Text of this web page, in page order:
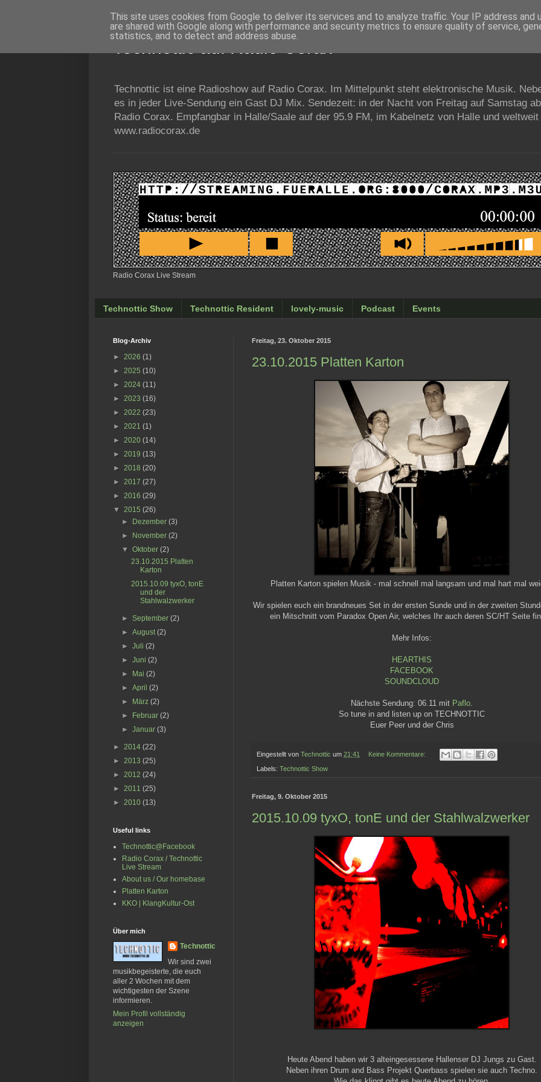
Technottic auf Radio Corax
Technottic ist eine Radioshow auf Radio Corax. Im Mittelpunkt steht elektronische Musik.
es in jeder Live-Sendung ein Gast DJ Mix. Sendezeit: in der Nacht von Freitag auf Samstag
Radio Corax. Empfangbar in Halle/Saale auf der 95.9 FM, im Kabelnetz von Halle und
www.radiocorax.de
Radio Corax Live Stream
Technottic Show Technottic Resident lovely-music Podcast Events
Freitag, 23. Oktober 2015
23.10.2015 Platten Karton
Platten Karton spielen Musik - mal schnell mal langsam und mal hart mal
Wir spielen euch ein brandneues Set in der ersten Sunde und in der zweiten
ein Mitschnitt vom Paradox Open Air, welches Ihr auch deren SC/HT Seite
Mehr Infos:
HEARTHIS
FACEBOOK
SOUNDCLOUD
Nächste Sendung: 06.11 mit Paflo
So tune in and listen up on TECHNOTTIC
Euer Peer und der Chris
Eingestellt von Technottic um 21:41 Keine Kommentare:
Labels: Technottic Show
Freitag, 9. Oktober 2015
2015.10.09 tyxO, tonE und der Stahlwalzwerker
Heute Abend haben wir 3 alteingesessene Hallenser DJ Jungs zu Gast.
Neben ihren Drum and Bass Projekt Querbass spielen sie auch Techno.
Blog-Archiv
► 2026 (1)
► 2025 (10)
► 2024 (11)
► 2023 (16)
► 2022 (23)
► 2021 (1)
► 2020 (14)
► 2019 (13)
► 2018 (20)
► 2017 (27)
► 2016 (29)
▼ 2015 (26)
►
Dezember(3)
►
November(2)
▼Oktober(2)
23.10.2015 Platten
Karton
2015.10.09 tyxO, tonE
und der
Stahlwalzwerker
►September(2)
►August(2)
►Juli(2)
►Juni(2)
►
Mai(2)
►April(2)
►
März(2)
►
Februar(2)
►Januar(3)
► 2014 (22)
► 2013 (25)
► 2012 (24)
► 2011 (25)
► 2010 (13)
Useful links
Technottic@Facebook
Radio Corax / Technottic
Live Stream
About us / Our homebase
Platten Karton
KKO | KlangKultur-Ost
Über mich
Technottic
Wir sind zwei
musikbegeisterte, die euch
aller 2 Wochen mit dem
wichtigesten der Szene
informieren.
Mein Profil vollständig
anzeigen
This site uses cookies from Google to deliver its services and to analyze traffic. Your IP address and
are shared with Google along with performance and security metrics to ensure quality of service,
statistics, and to detect and address abuse.